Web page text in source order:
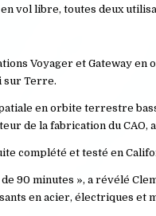
vol libre, toutes deux
Voyager et Gateway en
sur Terre.
en orbite terrestre
de la fabrication du CAO,
complété et testé en
90 minutes », a révélé
en acier, électriques et